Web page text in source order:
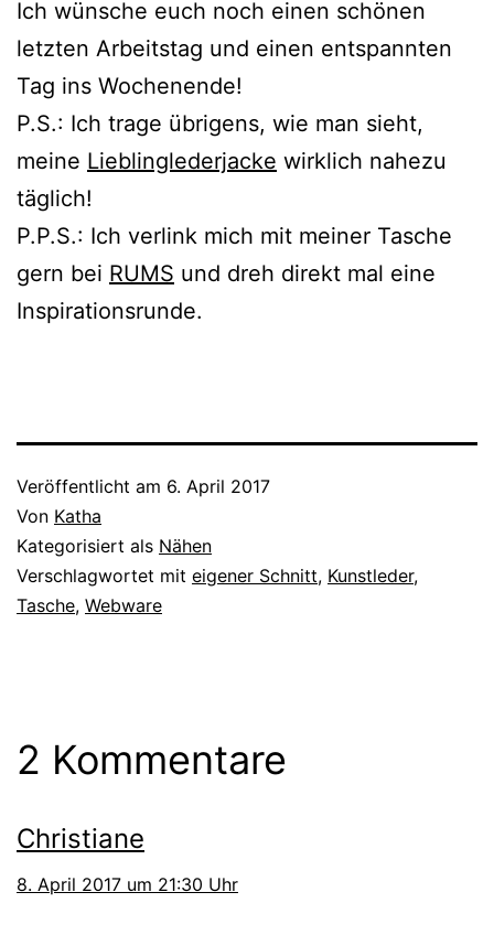
Ich wünsche euch noch einen schönen
letzten Arbeitstag und einen entspannten
Tag ins Wochenende!
P.S.: Ich trage übrigens, wie man sieht,
meine Lieblinglederjacke wirklich nahezu
täglich!
P.P.S.: Ich verlink mich mit meiner Tasche
gern bei RUMS und dreh direkt mal eine
Inspirationsrunde.
Veröffentlicht am 6. April 2017
Von Katha
Kategorisiert als Nähen
Verschlagwortet mit eigener Schnitt, Kunstleder,
Tasche, Webware
2 Kommentare
Christiane
8. April 2017 um 21:30 Uhr